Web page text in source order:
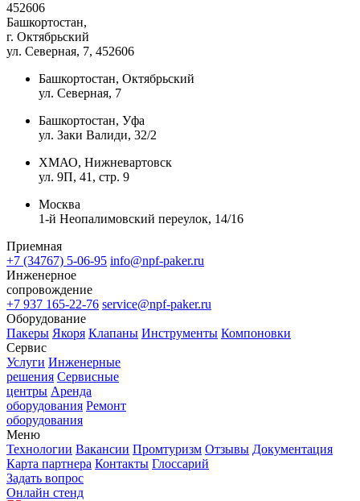
452606
Башкортостан,
г. Октябрьский
ул. Северная, 7, 452606
Башкортостан, Октябрьский
ул. Северная, 7
Башкортостан, Уфа
ул. Заки Валиди, 32/2
ХМАО, Нижневартовск
ул. 9П, 41, стр. 9
Москва
1-й Неопалимовский переулок, 14/16
Приемная
+7 (34767) 5-06-95 info@npf-paker.ru
Инженерное
сопровождение
+7 937 165-22-76 service@npf-paker.ru
Оборудование
Пакеры Якоря Клапаны Инструменты Компоновки
Сервис
Услуги Инженерные
решения Сервисные
центры Аренда
оборудования Ремонт
оборудования
Меню
Технологии Вакансии Промтуризм Отзывы Документация
Карта партнера Контакты Глоссарий
Задать вопрос
Онлайн стенд